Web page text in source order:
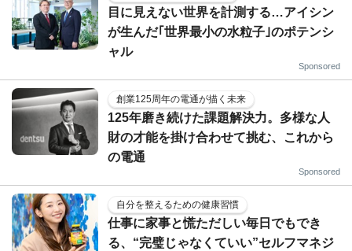
目に見えない世界を計測する…アイシン
が生んだ｢世界最小の水粒子｣のポテンシ
ャル
Sponsored
創業125周年の電通が描く未来
125年磨き続けた課題解決力。多様な人
財の才能を掛け合わせて挑む、これから
の電通
Sponsored
自分を整えるための健康習慣
仕事に家事と慌ただしい毎日でもでき
る、“完璧じゃなくていい”セルフマネジ